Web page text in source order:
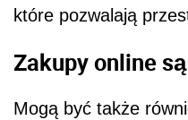
które pozwalają
Zakupy online
Mogą być także